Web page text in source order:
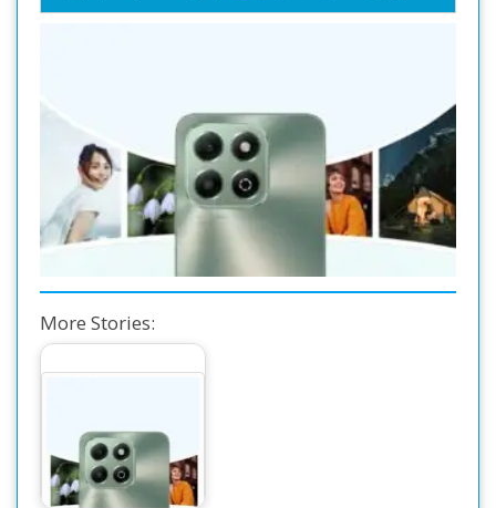
More Stories:
All-Rounder Quality
King HONOR X6B
Smartphone Hits…